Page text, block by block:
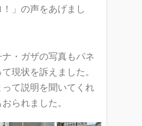
！」の声をあげまし
・ガザの写真もパネ
現状を訴えました。
って説明を聞いてくれ
られました。